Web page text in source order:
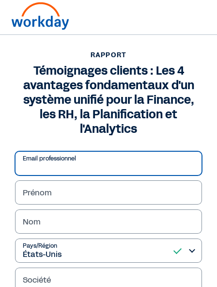
Témoignages clients :
Les 4 avantages
fondamentaux d'un
système unifié pour la
Finance, les RH, la
Planification et
l'Analytics
Lire le rapport
RAPPORT
Témoignages clients : Les 4
avantages fondamentaux d'un
système unifié pour la Finance,
les RH, la Planification et
l'Analytics
Email professionnel
Prénom
Nom
Pays/Région
Société